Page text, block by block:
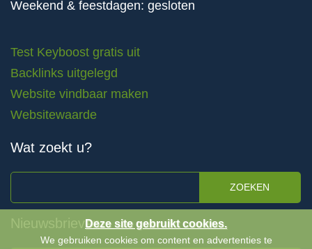
Weekend & feestdagen: gesloten
Test Keyboost gratis uit
Backlinks uitgelegd
Website vindbaar maken
Websitewaarde
Wat zoekt u?
ZOEKEN
NieuwsbrievenDeze site gebruikt cookies.
We gebruiken cookies om content en advertenties te